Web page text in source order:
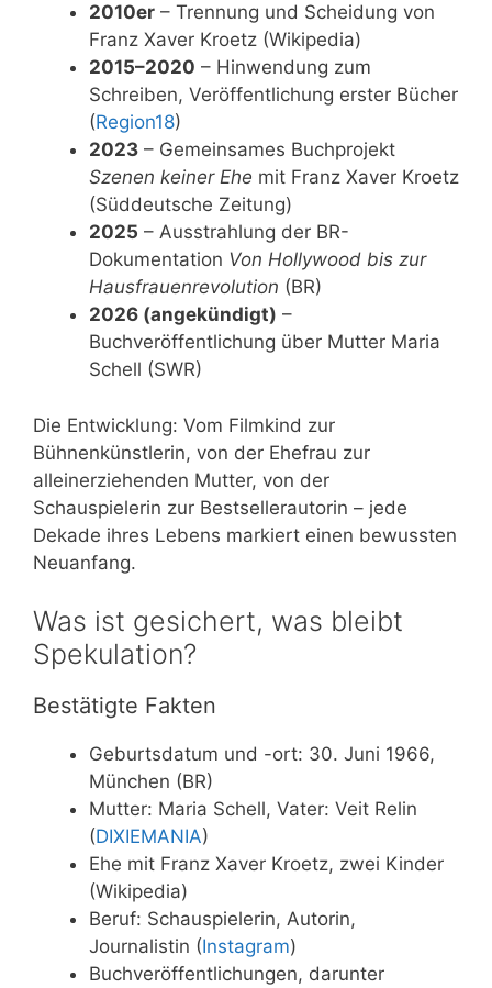
2010er – Trennung und Scheidung von
Franz Xaver Kroetz (Wikipedia)
2015–2020 – Hinwendung zum
Schreiben, Veröffentlichung erster Bücher
(Region18)
2023 – Gemeinsames Buchprojekt
Szenen keiner Ehe mit Franz Xaver Kroetz
(Süddeutsche Zeitung)
2025 – Ausstrahlung der BR-
Dokumentation Von Hollywood bis zur
Hausfrauenrevolution (BR)
2026 (angekündigt) –
Buchveröffentlichung über Mutter Maria
Schell (SWR)
Die Entwicklung: Vom Filmkind zur
Bühnenkünstlerin, von der Ehefrau zur
alleinerziehenden Mutter, von der
Schauspielerin zur Bestsellerautorin – jede
Dekade ihres Lebens markiert einen bewussten
Neuanfang.
Was ist gesichert, was bleibt
Spekulation?
Bestätigte Fakten
Geburtsdatum und -ort: 30. Juni 1966,
München (BR)
Mutter: Maria Schell, Vater: Veit Relin
(DIXIEMANIA)
Ehe mit Franz Xaver Kroetz, zwei Kinder
(Wikipedia)
Beruf: Schauspielerin, Autorin,
Journalistin (Instagram)
Buchveröffentlichungen, darunter